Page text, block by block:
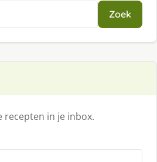
Zoek
recepten in je inbox.